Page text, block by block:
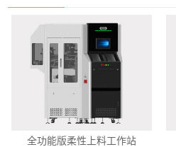
全功能版柔性上料工作站